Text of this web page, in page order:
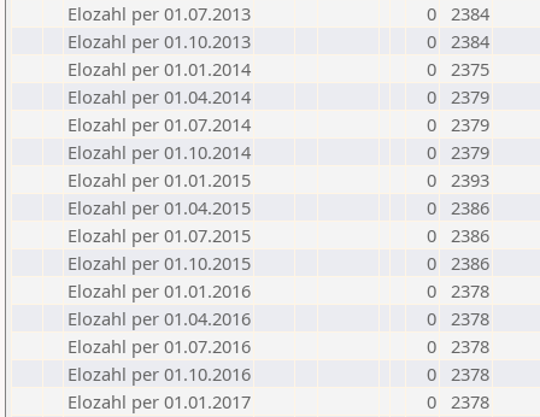
Elozahl per 01.07.2013
0 2384
Elozahl per 01.10.2013
0 2384
Elozahl per 01.01.2014
0 2375
Elozahl per 01.04.2014
0 2379
Elozahl per 01.07.2014
0 2379
Elozahl per 01.10.2014
0 2379
Elozahl per 01.01.2015
0 2393
Elozahl per 01.04.2015
0 2386
Elozahl per 01.07.2015
0 2386
Elozahl per 01.10.2015
0 2386
Elozahl per 01.01.2016
0 2378
Elozahl per 01.04.2016
0 2378
Elozahl per 01.07.2016
0 2378
Elozahl per 01.10.2016
0 2378
Elozahl per 01.01.2017
0 2378